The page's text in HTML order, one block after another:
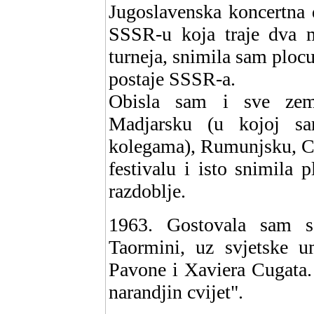
Jugoslavenska
SSSR-u koja traje dva
turneja, snimila sam
postaje SSSR-a.
Obisla sam i sve
Madjarsku (u kojoj
kolegama), Rumunjsku,
festivalu i isto snimila
razdoblje.
1963. Gostovala
Taormini, uz svjetske
Pavone i Xaviera
narandjin cvijet".